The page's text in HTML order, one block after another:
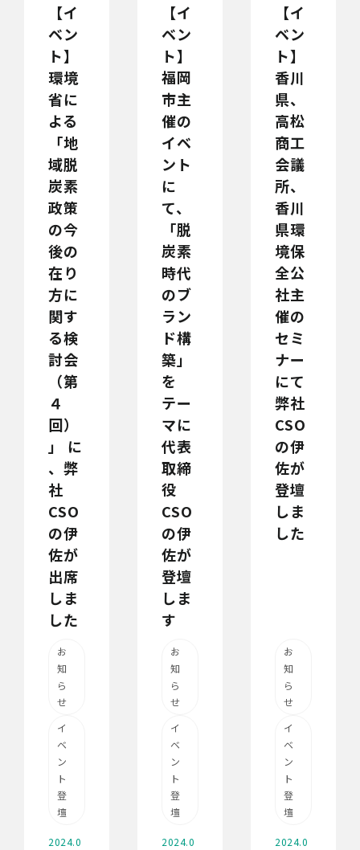
【イ
ベン
ト】
環境
省に
よる
「地
域脱
炭素
政策
の今
後の
在り
方に
関す
る検
討会
（第
４
回）
」 に
、弊
社
CSO
の伊
佐が
出席
しま
した
お
知
ら
せ
イ
ベ
ン
ト
登
壇
2024.0
【イ
ベン
ト】
福岡
市主
催の
イベ
ント
に
て、
「脱
炭素
時代
のブ
ラン
ド構
築」
を
テー
マに
代表
取締
役
CSO
の伊
佐が
登壇
しま
す
お
知
ら
せ
イ
ベ
ン
ト
登
壇
2024.0
【イ
ベン
ト】
香川
県、
高松
商工
会議
所、
香川
県環
境保
全公
社主
催の
セミ
ナー
にて
弊社
CSO
の伊
佐が
登壇
しま
した
お
知
ら
せ
イ
ベ
ン
ト
登
壇
2024.0